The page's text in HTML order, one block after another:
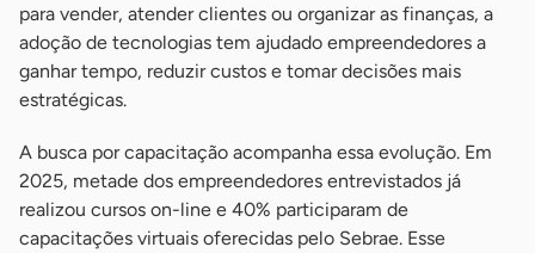
para vender, atender clientes ou organizar as finanças, a
adoção de tecnologias tem ajudado empreendedores a
ganhar tempo, reduzir custos e tomar decisões mais
estratégicas.
A busca por capacitação acompanha essa evolução. Em
2025, metade dos empreendedores entrevistados já
realizou cursos on-line e 40% participaram de
capacitações virtuais oferecidas pelo Sebrae. Esse